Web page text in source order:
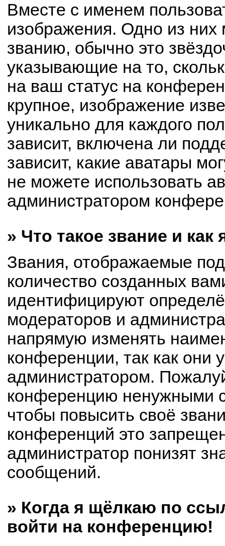
Вместе с именем
изображения. Одно из них
званию, обычно это
указывающие на то,
на ваш статус на
крупное, изображение
уникально для каждого
зависит, включена ли
зависит, какие аватары
не можете использовать
администратором
» Что такое звание и как
Звания, отображаемые
количество созданных
идентифицируют
модераторов и
напрямую изменять
конференции, так как они
администратором.
конференцию ненужными
чтобы повысить своё
конференций это
администратор понизят
сообщений.
» Когда я щёлкаю по
войти на конференцию!